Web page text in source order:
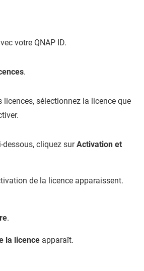
votre QNAP ID.
.
licences, sélectionnez la licence que
dessous, cliquez surActivation et
de la licence apparaissent.
.
la licence apparaît.